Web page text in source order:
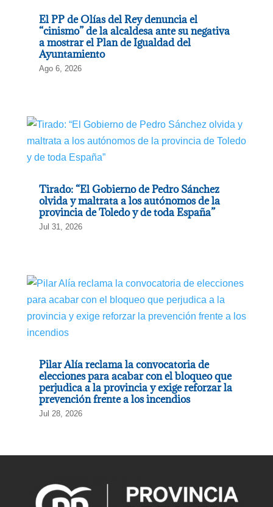
El PP de Olías del Rey denuncia el
“cinismo” de la alcaldesa ante su negativa
a mostrar el Plan de Igualdad del
Ayuntamiento
Ago 6, 2026
Tirado: “El Gobierno de Pedro Sánchez
olvida y maltrata a los autónomos de la
provincia de Toledo y de toda España”
Jul 31, 2026
Pilar Alía reclama la convocatoria de
elecciones para acabar con el bloqueo que
perjudica a la provincia y exige reforzar la
prevención frente a los incendios
Jul 28, 2026